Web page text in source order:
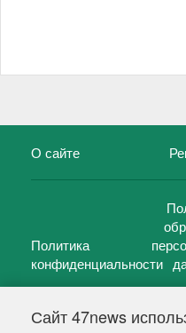
Сайт 47news
О сайте
Политика
конфиденциальности